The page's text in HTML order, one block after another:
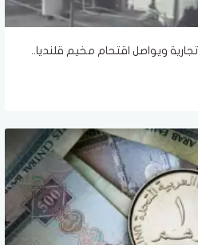
ويواصل اقتحام مخيم قلنديا..